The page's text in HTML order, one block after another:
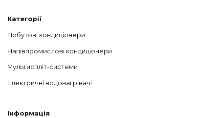
Категорії
Побутові кондиціонери
Напівпромислові кондиціонери
Мультиспліт-системи
Електричні водонагрівачі
Інформація